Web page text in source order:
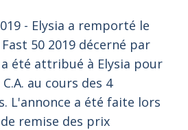
- Elysia a remporté le
50 2019 décerné par
été attribué à Elysia pour
au cours des 4
L'annonce a été faite lors
remise des prix